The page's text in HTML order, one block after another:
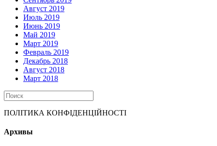
Август 2019
Июль 2019
Июнь 2019
Май 2019
Март 2019
Февраль 2019
Декабрь 2018
Август 2018
Март 2018
ПОЛІТИКА КОНФІДЕНЦІЙНОСТІ
Архивы